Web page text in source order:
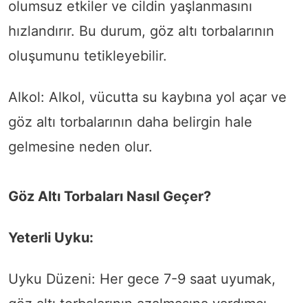
olumsuz etkiler ve cildin yaşlanmasını
hızlandırır. Bu durum, göz altı torbalarının
oluşumunu tetikleyebilir.
Alkol: Alkol, vücutta su kaybına yol açar ve
göz altı torbalarının daha belirgin hale
gelmesine neden olur.
Göz Altı Torbaları Nasıl Geçer?
Yeterli Uyku:
Uyku Düzeni: Her gece 7-9 saat uyumak,